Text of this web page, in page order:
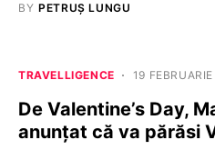
BY PETRUȘ LUNGU
TRAVELLIGENCE 19
De Valentine’s Day,
anunțat că va părăsi